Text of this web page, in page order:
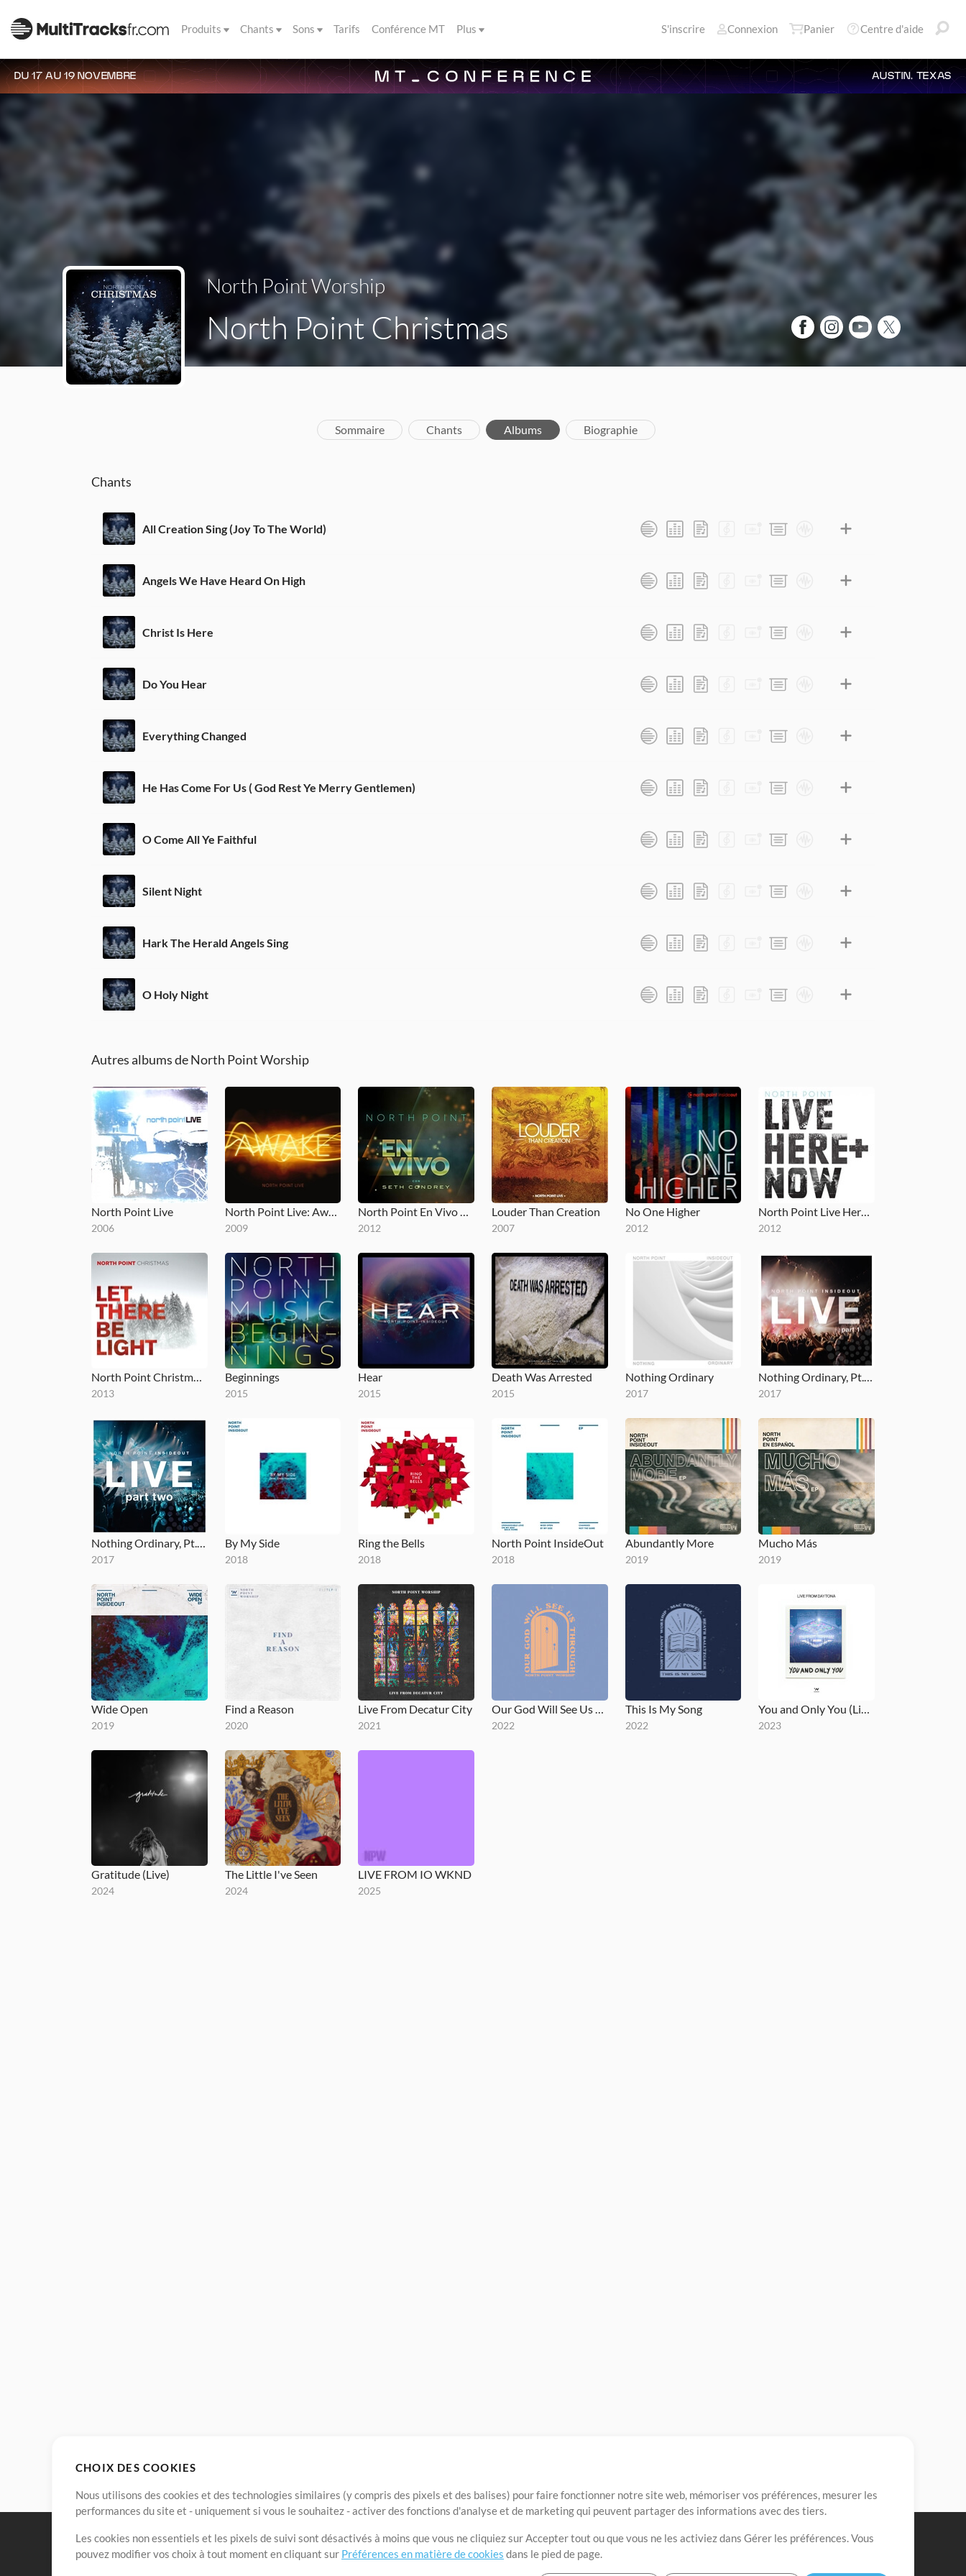
Produits Chants Sons Tarifs Conférence MT Plus S'inscrire Connexion Panier Centre d'aide
DU 17 AU 19 NOVEMBRE AUSTIN, TEXAS
North Point Worship
North Point Christmas
Sommaire Chants Albums Biographie
Chants
All Creation Sing (Joy To The World)
Angels We Have Heard On High
Christ Is Here
Do You Hear
Everything Changed
He Has Come For Us ( God Rest Ye Merry Gentlemen)
O Come All Ye Faithful
Silent Night
Hark The Herald Angels Sing
O Holy Night
Autres albums de North Point Worship
North Point Live
2006
North Point Live: Awake
2009 2012
Louder Than Creation
2007
No One Higher
2012 2012
North Point Christmas: Let There Be Light
2013
Beginnings
2015
Hear
2015
Death Was Arrested
2015
Nothing Ordinary
2017
Nothing Ordinary, Pt. 1 (Live)
2017
Nothing Ordinary, Pt. 2 (Live)
2017
By My Side
2018
Ring the Bells
2018
North Point InsideOut
2018
Abundantly More
2019
Mucho Más
2019
Wide Open
2019
Find a Reason
2020
Live From Decatur City
2021 2022
This Is My Song
2022 2023
Gratitude (Live)
2024
The Little I've Seen
2024
LIVE FROM IO WKND
2025
CHOIX DES COOKIES
Nous utilisons des cookies et des technologies similaires (y compris des pixels et des balises) pour faire fonctionner notre site web, mémoriser vos préférences, mesurer les
performances du site et - uniquement si vous le souhaitez - activer des fonctions d'analyse et de marketing qui peuvent partager des informations avec des tiers.
Les cookies non essentiels et les pixels de suivi sont désactivés à moins que vous ne cliquiez sur Accepter tout ou que vous ne les activiez dans Gérer les préférences. Vous
pouvez modifier vos choix à tout moment en cliquant sur Préférences en matière de cookies dans le pied de page.